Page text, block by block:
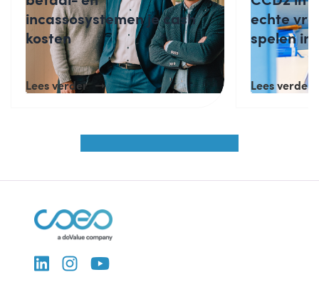
incassosystemen je cash
kosten
Lees verder
echte
spelen in
Lees verder